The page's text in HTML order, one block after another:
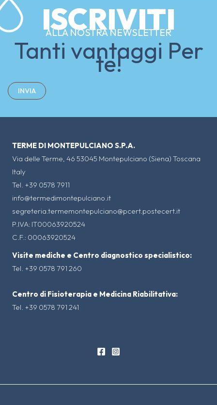
ISCRIVITI
ALLA NOSTRA NEWSLETTER
Tanti vantaggi Per
te!
INVIA
TERME DI MONTEPULCIANO S.P.A.
Via delle Terme, 46 53045 Montepulciano (Siena) Toscana
Italy
Tel. +39 0578 7911
info@termedimontepulciano.it
segreteria.termemontepulciano@pcert.postecert.it
P.IVA: IT00063920524
C.F.: 00063920524
Visite mediche e Centro diagnostico specialistico:
Tel. +39 0578 791 260
Centro di Fisioterapia e Medicina Riabilitativa:
Tel. +39 0578 791 241